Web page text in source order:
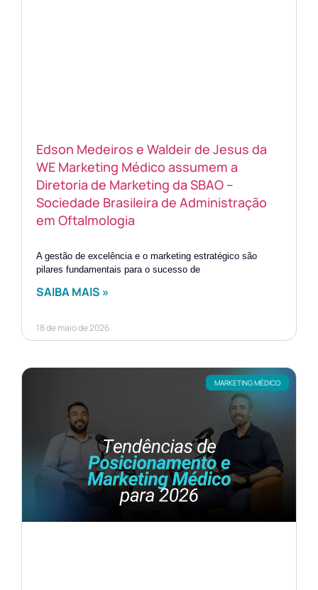
Edson Medeiros e Waldeir de Jesus da
WE Marketing Médico assumem a
Diretoria de Marketing da SBAO –
Sociedade Brasileira de Administração
em Oftalmologia
A gestão de excelência e o marketing estratégico são
pilares fundamentais para o sucesso de
SAIBA MAIS »
18 de maio de 2026
MARKETING MÉDICO